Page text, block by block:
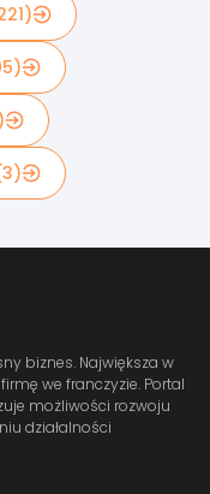
biznes. Największa w
we franczyzie. Portal
możliwości rozwoju
działalności